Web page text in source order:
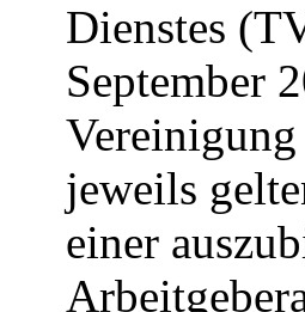
Dienstes
September
jeweils
einer